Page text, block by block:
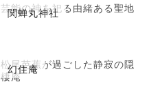
関蝉丸神社
芸能の神を祀る由緒ある聖地
幻住庵
松尾芭蕉が過ごした静寂の隠
棲庵